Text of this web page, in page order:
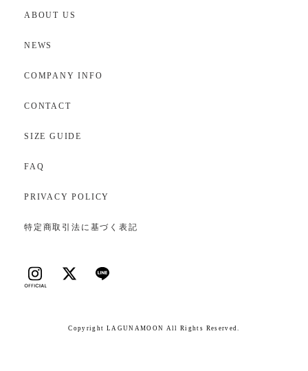
ABOUT US
NEWS
COMPANY INFO
CONTACT
SIZE GUIDE
FAQ
PRIVACY POLICY
特定商取引法に基づく表記
Copyright LAGUNAMOON All Rights Reserved.